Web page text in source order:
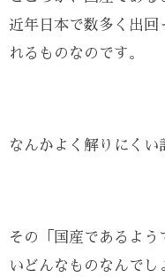
近年日本で数多く出回
れるものなのです。
なんかよく解りにくい
その「国産であるよ
いどんなものなんでし